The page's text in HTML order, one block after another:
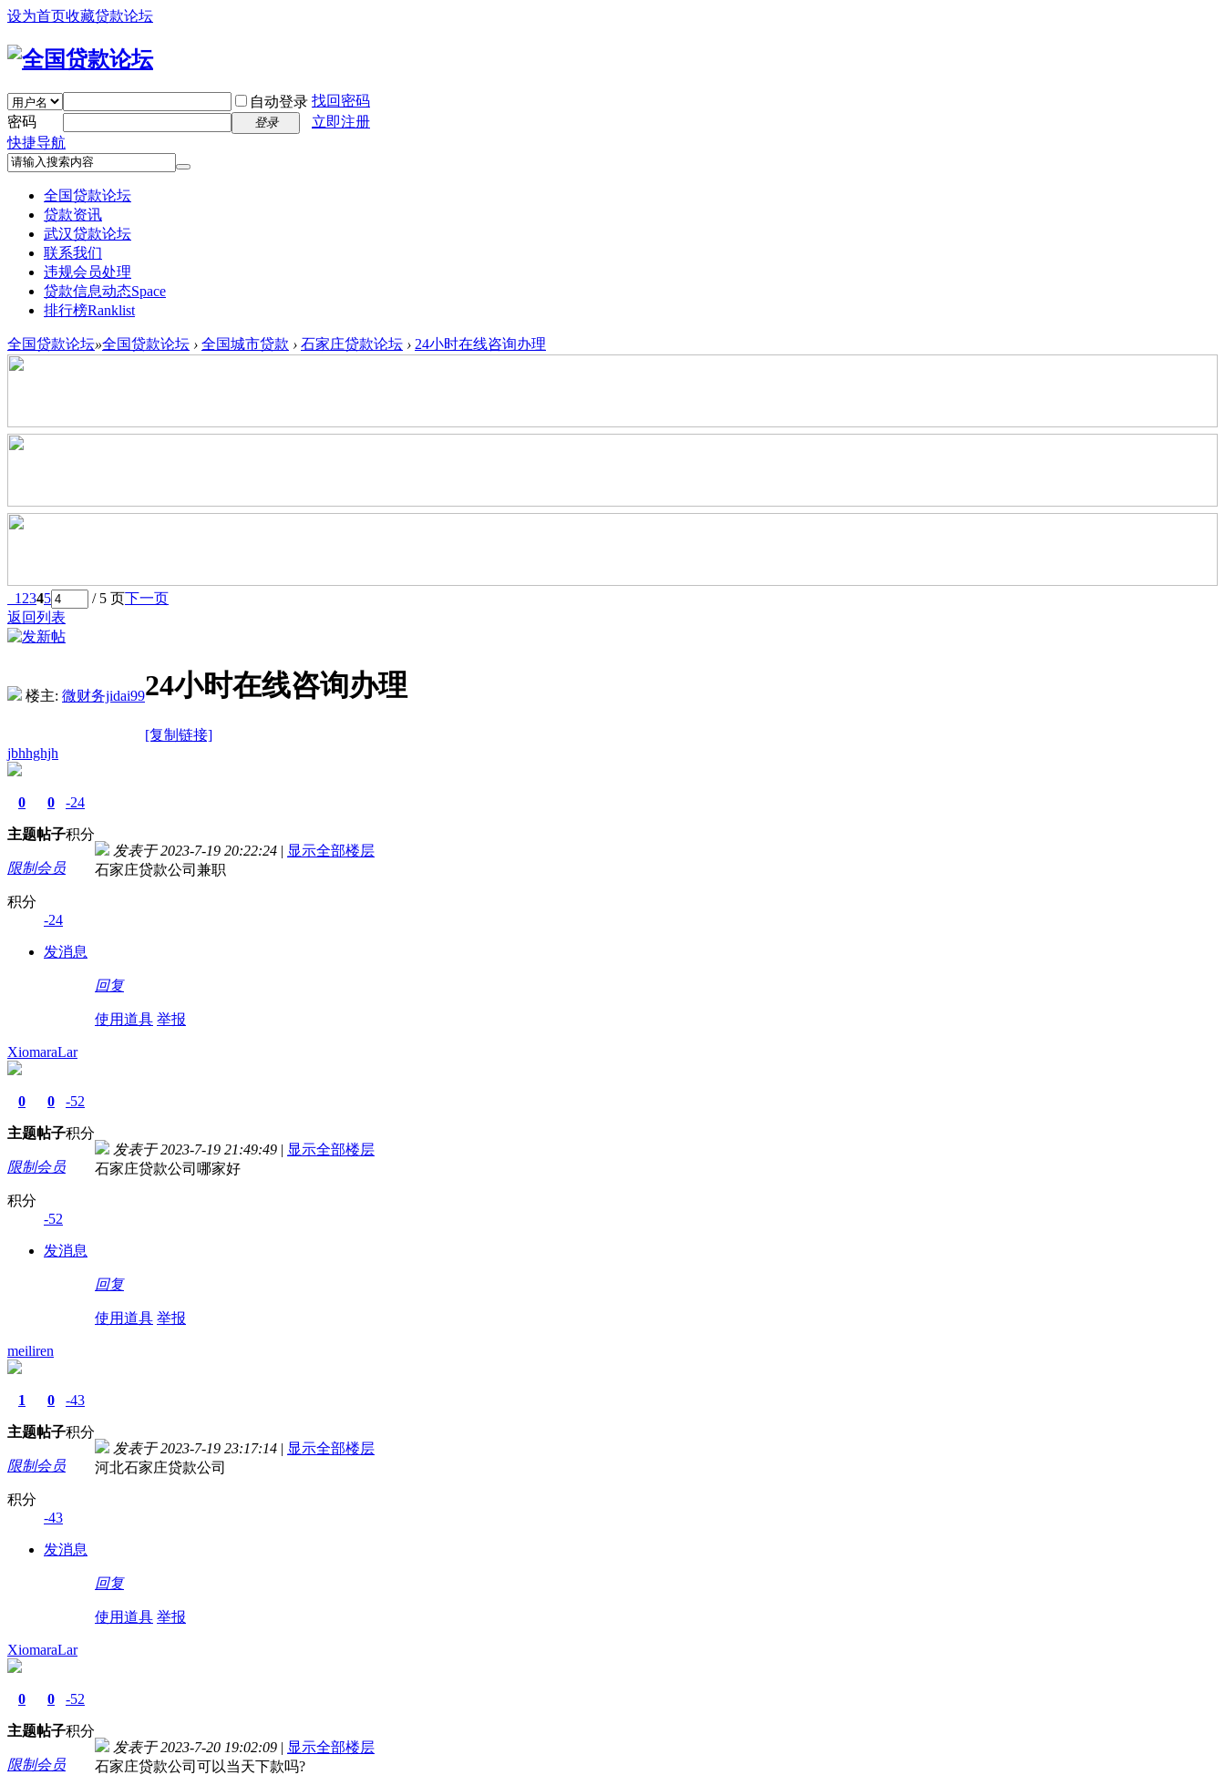
设为首页收藏贷款论坛
自动登录 找回密码
密码
登录
立即注册
快捷导航
全国贷款论坛
贷款资讯
武汉贷款论坛
联系我们
违规会员处理
贷款信息动态Space
排行榜Ranklist
全国贷款论坛»全国贷款论坛 › 全国城市贷款 › 石家庄贷款论坛 › 24小时在线咨询办理
1 2345 / 5 页下一页
返回列表
楼主: 微财务jidai9924小时在线咨询办理
[复制链接]
jbhhghjh
0
主题
0
帖子
-24
积分
限制会员
积分
-24
发消息
发表于 2023-7-19 20:22:24 | 显示全部楼层
石家庄贷款公司兼职
回复
使用道具 举报
XiomaraLar
0
主题
0
帖子
-52
积分
限制会员
积分
-52
发消息
发表于 2023-7-19 21:49:49 | 显示全部楼层
石家庄贷款公司哪家好
回复
使用道具 举报
meiliren
1
主题
0
帖子
-43
积分
限制会员
积分
-43
发消息
发表于 2023-7-19 23:17:14 | 显示全部楼层
河北石家庄贷款公司
回复
使用道具 举报
XiomaraLar
0
主题
0
帖子
-52
积分
限制会员
发表于 2023-7-20 19:02:09 | 显示全部楼层
石家庄贷款公司可以当天下款吗?